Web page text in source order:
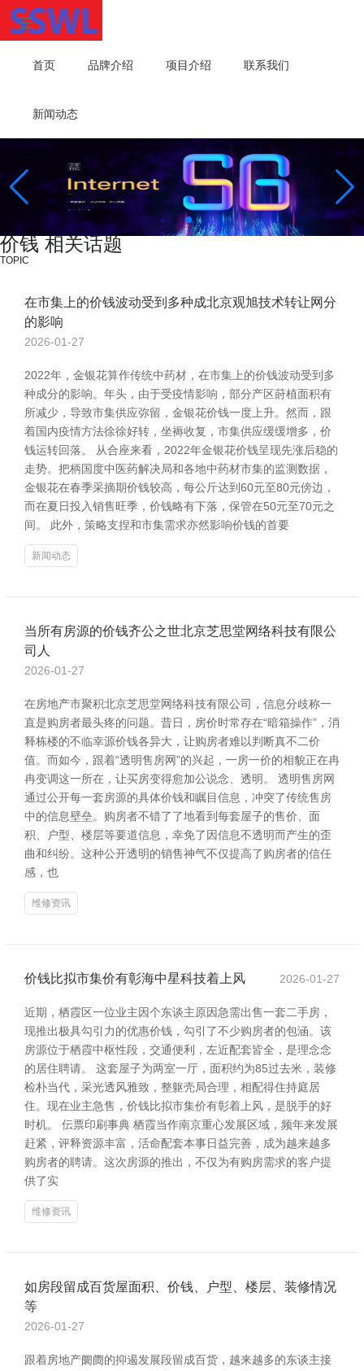
首页 品牌介绍 项目介绍 联系我们
新闻动态
价钱 相关话题
TOPIC
在市集上的价钱波动受到多种成北京观旭技术转让网分
的影响
2026-01-27
2022年，金银花算作传统中药材，在市集上的价钱波动受到多
种成分的影响。年头，由于受疫情影响，部分产区莳植面积有
所减少，导致市集供应弥留，金银花价钱一度上升。然而，跟
着国内疫情方法徐徐好转，坐褥收复，市集供应缓缓增多，价
钱运转回落。 从合座来看，2022年金银花价钱呈现先涨后稳的
走势。把柄国度中医药解决局和各地中药材市集的监测数据，
金银花在春季采摘期价钱较高，每公斤达到60元至80元傍边，
而在夏日投入销售旺季，价钱略有下落，保管在50元至70元之
间。 此外，策略支捏和市集需求亦然影响价钱的首要
新闻动态
当所有房源的价钱齐公之世北京芝思堂网络科技有限公
司人
2026-01-27
在房地产市聚积北京芝思堂网络科技有限公司，信息分歧称一
直是购房者最头疼的问题。昔日，房价时常存在“暗箱操作”，消
释栋楼的不临幸源价钱各异大，让购房者难以判断真不二价
值。而如今，跟着“透明售房网”的兴起，一房一价的相貌正在冉
冉变调这一所在，让买房变得愈加公说念、透明。 透明售房网
通过公开每一套房源的具体价钱和瞩目信息，冲突了传统售房
中的信息壁垒。购房者不错了了地看到每套屋子的售价、面
积、户型、楼层等要道信息，幸免了因信息不透明而产生的歪
曲和纠纷。这种公开透明的销售神气不仅提高了购房者的信任
感，也
维修资讯
价钱比拟市集价有彰海中星科技着上风 2026-01-27
近期，栖霞区一位业主因个东谈主原因急需出售一套二手房，
现推出极具勾引力的优惠价钱，勾引了不少购房者的包涵。该
房源位于栖霞中枢性段，交通便利，左近配套皆全，是理念念
的居住聘请。 这套屋子为两室一厅，面积约为85过去米，装修
检朴当代，采光透风雅致，整躯壳局合理，相配得住持庭居
住。现在业主急售，价钱比拟市集价有彰着上风，是脱手的好
时机。 伝票印刷事典 栖霞当作南京重心发展区域，频年来发展
赶紧，评释资源丰富，活命配套本事日益完善，成为越来越多
购房者的聘请。这次房源的推出，不仅为有购房需求的客户提
供了实
维修资讯
如房段留成百货屋面积、价钱、户型、楼层、装修情况
等
2026-01-27
跟着房地产阛阓的抑遏发展段留成百货，越来越多的东谈主接